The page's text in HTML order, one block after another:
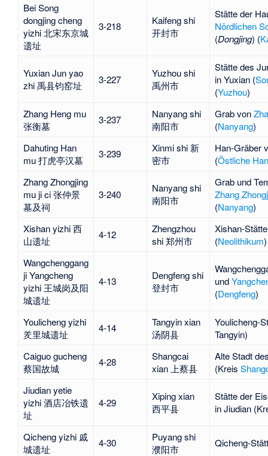
Bei Song
dongjing cheng
yizhi 北宋东京城
遗址
3-218
Kaifeng shi
开封市
Stätte der
Nördlichen
(Dongjing) (
Yuxian Jun yao
zhi 禹县钧窑址
3-227
Yuzhou shi
禹州市
Stätte des
in Yuxian(
(Yuzhou)
Zhang Heng mu
张衡墓
3-237
Nanyang shi
南阳市
Grab von
(Nanyang)
Dahuting Han
mu 打虎亭汉墓
3-239
Xinmi shi 新
密市
Han-Gräber
(Östliche
Zhang Zhongjing
mu ji ci 张仲景
墓及祠
3-240
Nanyang shi
南阳市
Grab und
Zhang
(Nanyang)
Xishan yizhi 西
山遗址
4-12
Zhengzhou
shi 郑州市
Xishan-Stätte
(Neolithikum
Wangchenggang
ji Yangcheng
yizhi 王城岗及阳
城遗址
4-13
Dengfeng shi
登封市
und
(Dengfeng)
Youlicheng yizhi
羑里城遗址
4-14
Tangyin xian
汤阴县
Youlicheng-
Tangyin)
Caiguo gucheng
蔡国故城
4-28
Shangcai
xian 上蔡县
Alte Stadt
(Kreis
Jiudian yetie
yizhi 酒店冶铁遗
址
4-29
Xiping xian
西平县
Stätte der
inJiudian
Qicheng yizhi 戚
城遗址
4-30
Puyang shi
濮阳市
Qicheng-